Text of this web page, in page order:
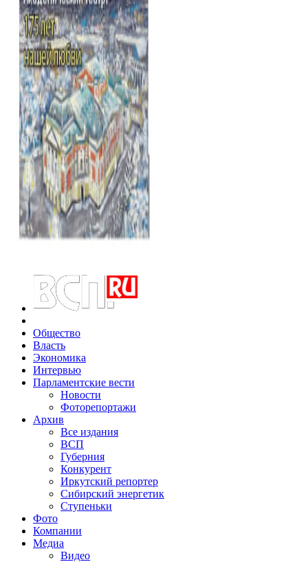
Общество
Власть
Экономика
Интервью
Парламентские вести
Новости
Фоторепортажи
Архив
Все издания
ВСП
Губерния
Конкурент
Иркутский репортер
Сибирский энергетик
Ступеньки
Фото
Компании
Медиа
Видео